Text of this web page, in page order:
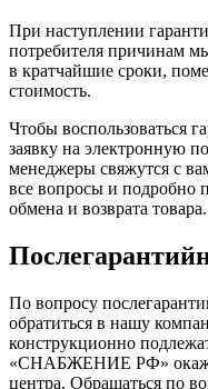
При наступлении
потребителя причинам
в кратчайшие сроки,
стоимость.
Чтобы воспользоваться
заявку на электронную
менеджеры свяжутся с
все вопросы и подробно
обмена и возврата товара.
По вопросу
обратиться в нашу
конструкционно
«СНАБЖЕНИЕ РФ»
центра. Обращаться по